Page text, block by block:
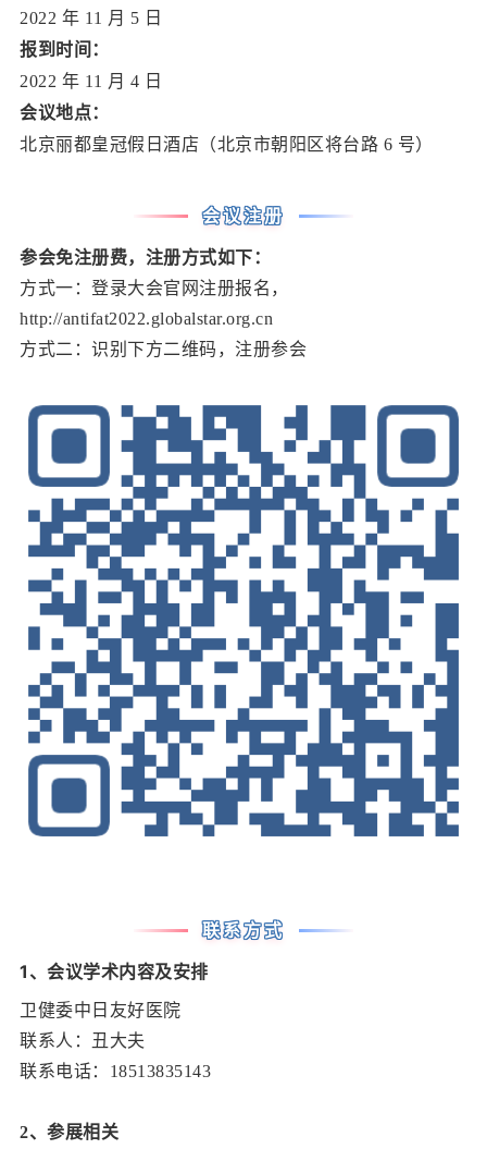
2022 年 11 月 5 日
报到时间：
2022 年 11 月 4 日
会议地点：
北京丽都皇冠假日酒店（北京市朝阳区将台路 6 号）
会议注册
参会免注册费，注册方式如下：
方式一：登录大会官网 注册报名 ，
http://antifat2022.globalstar.org.cn
方式二：识别下方二维码，注册参会
联系方式
1、会议学术内容及安排
卫健委中日友好医院
联系人：丑大夫
联系电话： 18513835143
2、参展相关